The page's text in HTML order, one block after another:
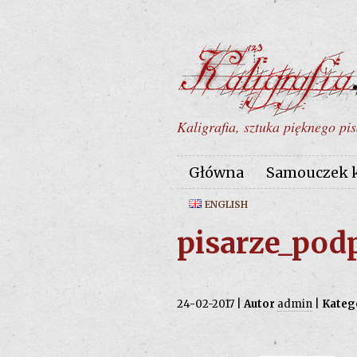
Kaligrafia, sztuka pięknego
Główna
ENGLISH
24-02-2017 |Autor admin